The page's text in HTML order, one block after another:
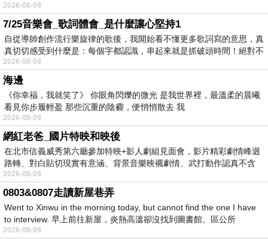
2026-08-09
7/25音樂會_歌詞體會_是什麼讓心堅持1
自從導師創作流行樂旋律的歌後，我開始看不懂更多歌詞寫的意思，真
真切切感受到什麼是：每個字都認識，串起來就是抓破頭時間！絕對不
2026-08-09
海邊
《你幸福，我就笑了》 你眼角閃爍的微光 是我世界裡，最溫柔的晨曦
看見你步履輕盈 那些沉重的陰霾，便悄悄散去 我
2026-08-09
網紅老爸_國片特映和映後
在北市信義威秀第六廳參加特映+影人劇組見面會，影片精彩劇情峰迴
路轉、對白貼切現實有意涵、背景音樂映襯劇情、武打動作認真不含
糊、
2026-08-09
0803&0807走讀新屋巷弄
Went to Xinwu in the morning today, but cannot find the one I have
to interview. 早上前往新屋，炎熱高溫卻沒找到圖書館、區公所
2026-08-09